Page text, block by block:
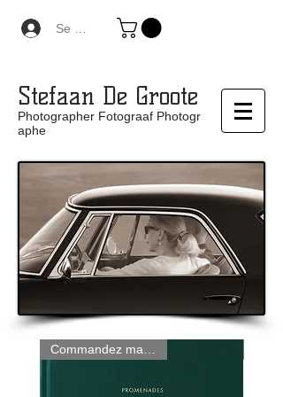
Se connecter
Stefaan De Groote
Photographer Fotograaf Photogr
aphe